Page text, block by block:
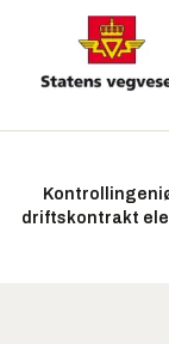
driftskontrakt